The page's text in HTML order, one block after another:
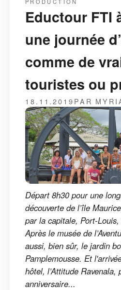
Eductour FTI
une journée
comme de
touristes ou
18.11.2019PAR
Départ 8h30 pour une
découverte de l’île
par la capitale, Port-
Après le musée de
aussi, bien sûr, le jardin
Pamplemousse. Et
hôtel, l’Attitude
anniversaire...